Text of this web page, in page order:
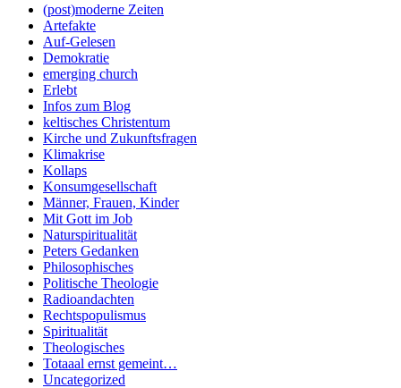
(post)moderne Zeiten
Artefakte
Auf-Gelesen
Demokratie
emerging church
Erlebt
Infos zum Blog
keltisches Christentum
Kirche und Zukunftsfragen
Klimakrise
Kollaps
Konsumgesellschaft
Männer, Frauen, Kinder
Mit Gott im Job
Naturspiritualität
Peters Gedanken
Philosophisches
Politische Theologie
Radioandachten
Rechtspopulismus
Spiritualität
Theologisches
Totaaal ernst gemeint…
Uncategorized